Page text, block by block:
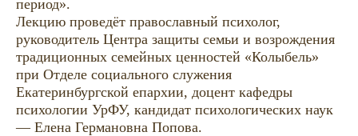
период».
Лекцию проведёт православный психолог,
руководитель Центра защиты семьи и возрождения
традиционных семейных ценностей «Колыбель»
при Отделе социального служения
Екатеринбургской епархии, доцент кафедры
психологии УрФУ, кандидат психологических наук
— Елена Германовна Попова.